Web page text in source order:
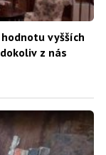
vyšších
z nás